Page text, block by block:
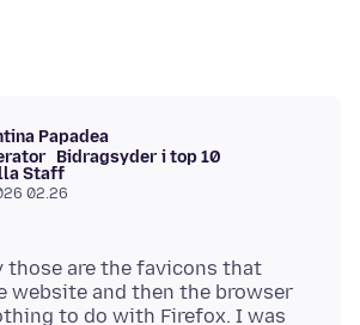
Papadea
Bidragsyder i top 10
Staff
02.26
are the favicons that
website and then the browser
to do with Firefox. I was